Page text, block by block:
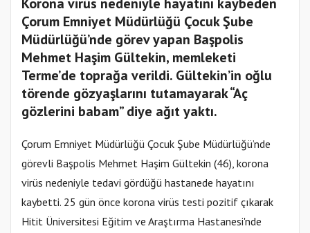
Korona virüs nedeniyle hayatını kaybeden
Çorum Emniyet Müdürlüğü Çocuk Şube
Müdürlüğü’nde görev yapan Başpolis
Mehmet Haşim Gültekin, memleketi
Terme’de toprağa verildi. Gültekin’in oğlu
törende gözyaşlarını tutamayarak “Aç
gözlerini babam” diye ağıt yaktı.
Çorum Emniyet Müdürlüğü Çocuk Şube Müdürlüğü’nde
görevli Başpolis Mehmet Haşim Gültekin (46), korona
virüs nedeniyle tedavi gördüğü hastanede hayatını
kaybetti. 25 gün önce korona virüs testi pozitif çıkarak
Hitit Üniversitesi Eğitim ve Araştırma Hastanesi'nde